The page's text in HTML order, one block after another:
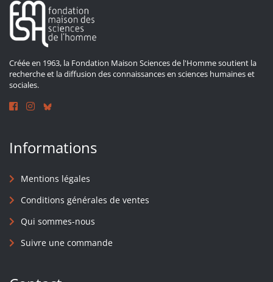
Créée en 1963, la Fondation Maison Sciences de l'Homme soutient la
recherche et la diffusion des connaissances en sciences humaines et
sociales.
Informations
Mentions légales
Conditions générales de ventes
Qui sommes-nous
Suivre une commande